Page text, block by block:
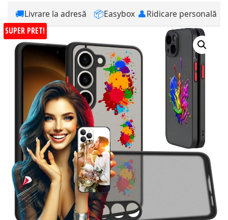
🚚Livrare la adresă 📦Easybox 👤Ridicare personală
SUPER PRET!